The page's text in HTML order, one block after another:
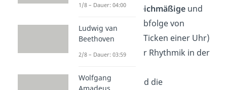
entsteht durch
gleichmäßige und
wiederkehrende
Abfolge von
Schlägen (wie das Ticken einer Uhr)
Grundbaustein
der Rhythmik in der
gibt dasTempo
und die
1/8 – Dauer: 04:00
Ludwig van
Beethoven
2/8 – Dauer: 03:59
Wolfgang
Amadeus